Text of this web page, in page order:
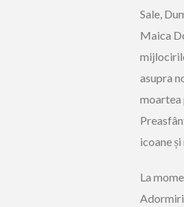
Sale,
Maica
asupra
moartea
icoane
La